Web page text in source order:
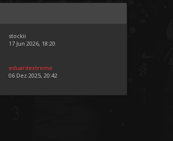
stockii
17 Jun 2026, 18:20
eduardextreme
06 Dez 2025, 20:42